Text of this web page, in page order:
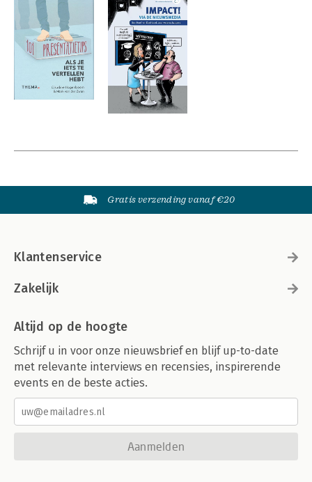
Gratis verzending vanaf €20
Klantenservice
Zakelijk
Altijd op de hoogte
Schrijf u in voor onze nieuwsbrief en blijf up-to-date
met relevante interviews en recensies, inspirerende
events en de beste acties.
Aanmelden